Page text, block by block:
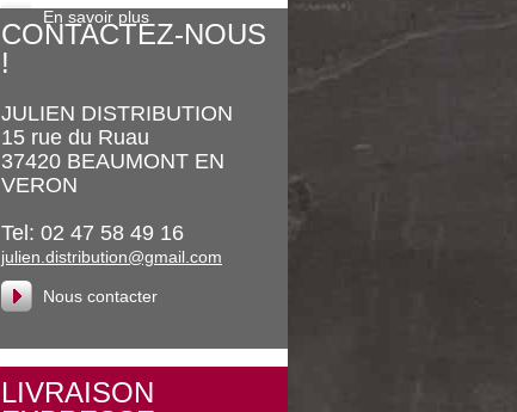
En savoir plus
CONTACTEZ-NOUS
!
JULIEN DISTRIBUTION
15 rue du Ruau
37420 BEAUMONT EN
VERON
Tel: 02 47 58 49 16
julien.distribution@gmail.com
Nous contacter
LIVRAISON